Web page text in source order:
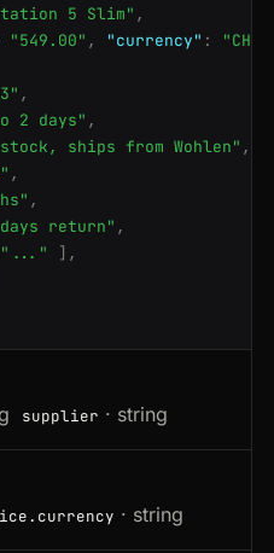
5 Slim" ,
"549.00" , "currency" :
"CHF"
,
2 days" ,
ships from Wohlen" ,
,
,
return" ,
"..." ] ,
supplier · string
· string